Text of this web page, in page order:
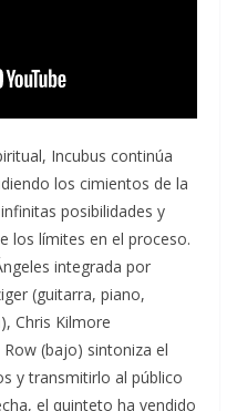
Incubus continúa
los cimientos de la
posibilidades y
los límites en el proceso.
integrada por
(guitarra, piano,
Chris Kilmore
(bajo) sintoniza el
y transmitirlo al público
el quinteto ha vendido